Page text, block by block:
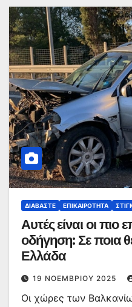
ΔΙΑΒΆΣΤΕ ΕΠΙΚΑΙΡΌΤΗΤΑ
Αυτές είναι οι πιο
οδήγηση: Σε ποια
Ελλάδα
19 ΝΟΕΜΒΡΊΟΥ 2025
Οι χώρες των